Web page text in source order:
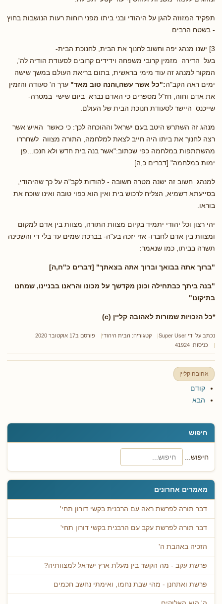
חיפוש
חיפוש...
מאמרים אחרונים
דבר תורה לפרשת ראה עם הרבנית בקשי דורון תחי'
דבר תורה לפרשת עקב עם הרבנית בקשי דורון תחי'
הזכיה באהבת ה'
פרשת עקב - מה הקשר בין מעלת ארץ ישראל למצוותיה?
פרשת ואתחנן - מהי שבת נחמו, ואימתי נחשב חכמים
תפקיד המזוזה להגן על היהודי ובני ביתו מפני רוחות רעות הנושבות בחוץ
- בשטח הרבים.
3] ישנו מנהג יפה וחשוב לחנוך את הבית, לחנוכת הבית-
בעל הדירה מזמין קרובי משפחה וידידים קרובים לסעודת הודיה לה',
המקור למנהג זה עוד מימי בראשית, בתום בריאת העולם במשך שישה
ימים ראה הקב"ה:"כל אשר עשה,והנה טוב מאד" ערך ה' סעודה והזמין
את אדם וחוה, חז"ל מספרים כי האדם נברא ביום שישי במטרה-
שייכנס היישר לסעודת חנוכת הבית של העולם.
מנהג זה השתרש היטב בעם ישראל וההוכחה לכך: כי כאשר האיש אשר
רצה לחנוך את ביתו היה חייב לצאת למלחמה, התורה מצווה לשחררו
מהשתתפות במלחמה כפי שכתוב:"אשר בנה בית חדש ולא חנכו...פן
ימות במלחמה" [דברים כ,ה]
למנהג חשוב זה ישנה מטרה חשובה - להודות לקב"ה על כך שהיהודי,
בסייעתא דשמיא, הצליח לרכוש בית ואין הוא כפוי טובה ואינו שוכח את
בוראו.
יהי רצון וכל יהודי יתמיד בקיום מצוות התורה, מצוות בין אדם למקום
ומצוות בין אדם לחברו- אזי יזכה בע"ה- בברכת שמים עד בלי די והשכינה
תשרה בביתו, כמו שנאמר:
"ברוך אתה בבואך וברוך אתה בצאתך" [דברים כ"ח,ה]
"בנה ביתך כבתחילה וכונן מקדשך על מכונו והראנו בבניינו, שמחנו
בתיקונו"
*כל הזכויות שמורות לאהובה קליין (c)
נכתב על ידי Super User קטגוריה: הבית היהודי
פורסם ב17 אוקטובר 2020
כניסות: 41924
אהובה קליין
קודם
הבא